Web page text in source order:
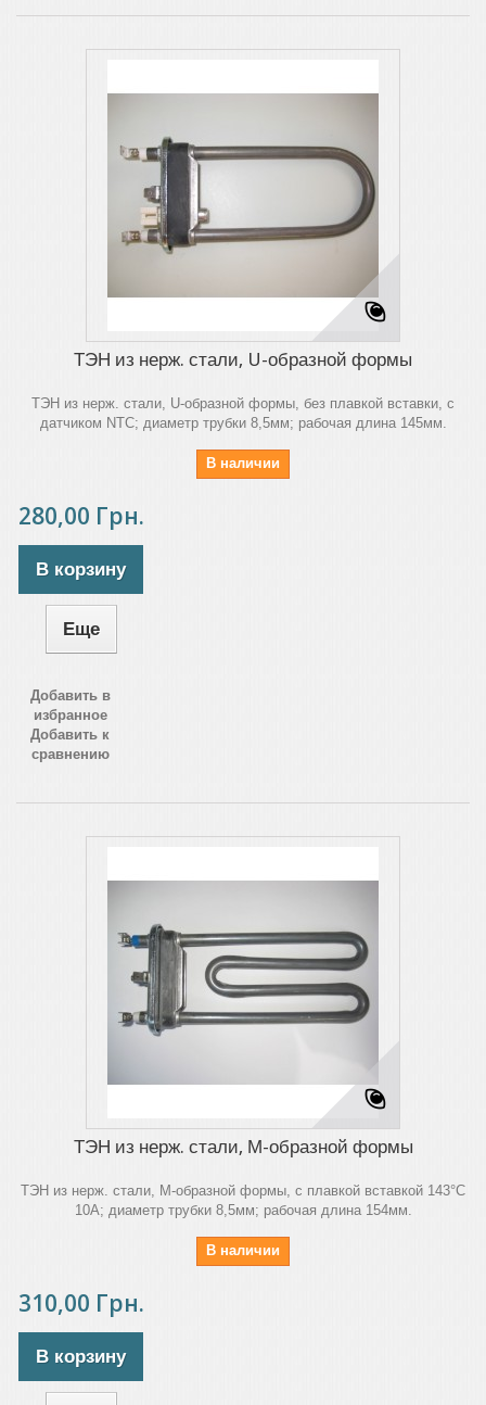
ТЭН из нерж. стали, U-образной формы
ТЭН из нерж. стали, U-образной формы, без плавкой вставки, с
датчиком NTC; диаметр трубки 8,5мм; рабочая длина 145мм.
В наличии
280,00 Грн.
В корзину
Еще
Добавить в
избранное
Добавить к
сравнению
ТЭН из нерж. стали, М-образной формы
ТЭН из нерж. стали, М-образной формы, с плавкой вставкой 143°C
10A; диаметр трубки 8,5мм; рабочая длина 154мм.
В наличии
310,00 Грн.
В корзину